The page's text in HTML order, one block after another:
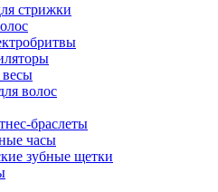
стрижки
волос
браслеты
часы
зубные щетки